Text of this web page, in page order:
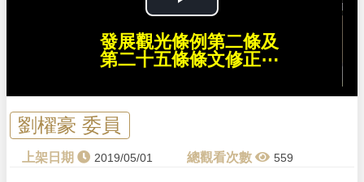
P
l
V
發展觀光條例第二條及
第二十五條條文修正⋯
劉櫂豪 委員
2019/05/01 559